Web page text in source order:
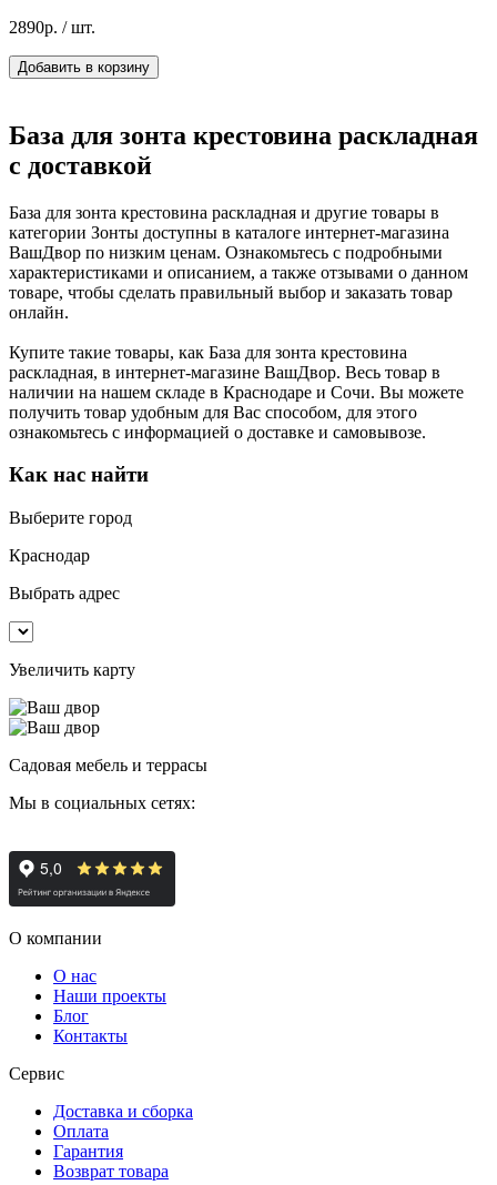
2890р. / шт.
Добавить в корзину
База для зонта крестовина раскладная
с доставкой
База для зонта крестовина раскладная и другие товары в
категории Зонты доступны в каталоге интернет-магазина
ВашДвор по низким ценам. Ознакомьтесь с подробными
характеристиками и описанием, а также отзывами о данном
товаре, чтобы сделать правильный выбор и заказать товар
онлайн.
Купите такие товары, как База для зонта крестовина
раскладная, в интернет-магазине ВашДвор. Весь товар в
наличии на нашем складе в Краснодаре и Сочи. Вы можете
получить товар удобным для Вас способом, для этого
ознакомьтесь с информацией о доставке и самовывозе.
Как нас найти
Выберите город
Краснодар
Выбрать адрес
Увеличить карту
Садовая мебель и террасы
Мы в социальных сетях:
О компании
О нас
Наши проекты
Блог
Контакты
Сервис
Доставка и сборка
Оплата
Гарантия
Возврат товара